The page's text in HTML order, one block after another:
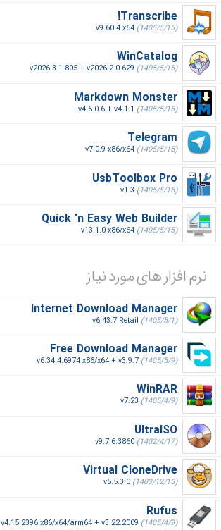
Transcribe!
v9.60.4 x64 (1405/5/15)
WinCatalog
v2026.3.1.805 + v2026.2.0.629 (1405/5/15)
Markdown Monster
v4.5.0.6 + v4.1.1 (1405/5/15)
Telegram
v7.0.9 x86/x64 (1405/5/15)
UsbToolbox Pro
v1.3 (1405/5/15)
Quick 'n Easy Web Builder
v13.1.0 x86/x64 (1405/5/15)
نرم افزار های مورد نیاز
Internet Download Manager
v6.43.7 Retail (1405/5/1)
Free Download Manager
v6.34.4.6974 x86/x64 + v3.9.7 (1405/5/9)
WinRAR
v7.23 (1405/4/9)
UltraISO
v9.7.6.3860 (1402/4/17)
Virtual CloneDrive
v5.5.3.0 (1403/12/15)
Rufus
v4.15.2396 x86/x64/arm64 + v3.22.2009 (1405/4/9)